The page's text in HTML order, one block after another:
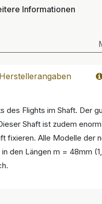
Informationen
Herstellerangaben
Flights im Shaft. Der
Shaft ist zudem
fixieren. Alle Modelle der
den Längen m = 48mm